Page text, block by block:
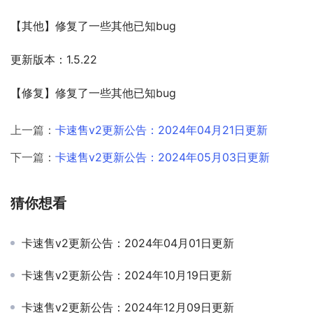
【其他】修复了一些其他已知bug
更新版本：1.5.22
【修复】修复了一些其他已知bug
上一篇： 卡速售v2更新公告：2024年04月21日更新
下一篇： 卡速售v2更新公告：2024年05月03日更新
猜你想看
卡速售v2更新公告：2024年04月01日更新
卡速售v2更新公告：2024年10月19日更新
卡速售v2更新公告：2024年12月09日更新